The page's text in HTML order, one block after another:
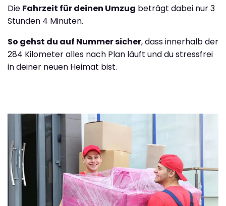
Die Fahrzeit für deinen Umzug beträgt dabei nur 3
Stunden 4 Minuten.
So gehst du auf Nummer sicher, dass innerhalb der
284 Kilometer alles nach Plan läuft und du stressfrei
in deiner neuen Heimat bist.